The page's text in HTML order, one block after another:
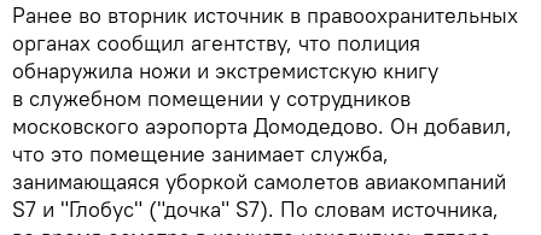
Ранее во вторник источник в правоохранительных
органах сообщил агентству, что полиция
обнаружила ножи и экстремистскую книгу
в служебном помещении у сотрудников
московского аэропорта Домодедово. Он добавил,
что это помещение занимает служба,
занимающаяся уборкой самолетов авиакомпаний
S7 и "Глобус" ("дочка" S7). По словам источника,